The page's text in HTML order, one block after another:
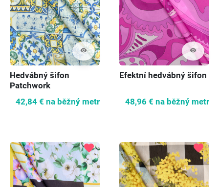
visibility
Hedvábný šifon
Patchwork
42,84 € na běžný metr
visibility
Efektní hedvábný šifon
48,96 € na běžný metr
favorite favorite